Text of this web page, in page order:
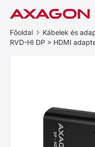
Főoldal
Kábelek és
RVD-HI DP > HDMI